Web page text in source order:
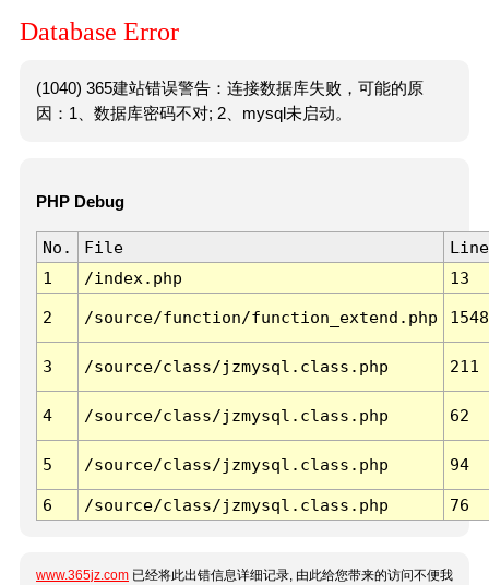
Database Error
(1040) 365建站错误警告：连接数据库失败，可能的原
因：1、数据库密码不对; 2、mysql未启动。
PHP Debug
No. File
Line
1
/index.php 13
2 /source/function/function_extend.php 1548
3 /source/class/jzmysql.class.php 211
4 /source/class/jzmysql.class.php 62
5 /source/class/jzmysql.class.php 94
6 /source/class/jzmysql.class.php 76
www.365jz.com 已经将此出错信息详细记录, 由此给您带来的访问不便我